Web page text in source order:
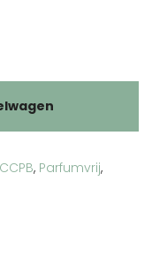
CCPB, Parfumvrij,